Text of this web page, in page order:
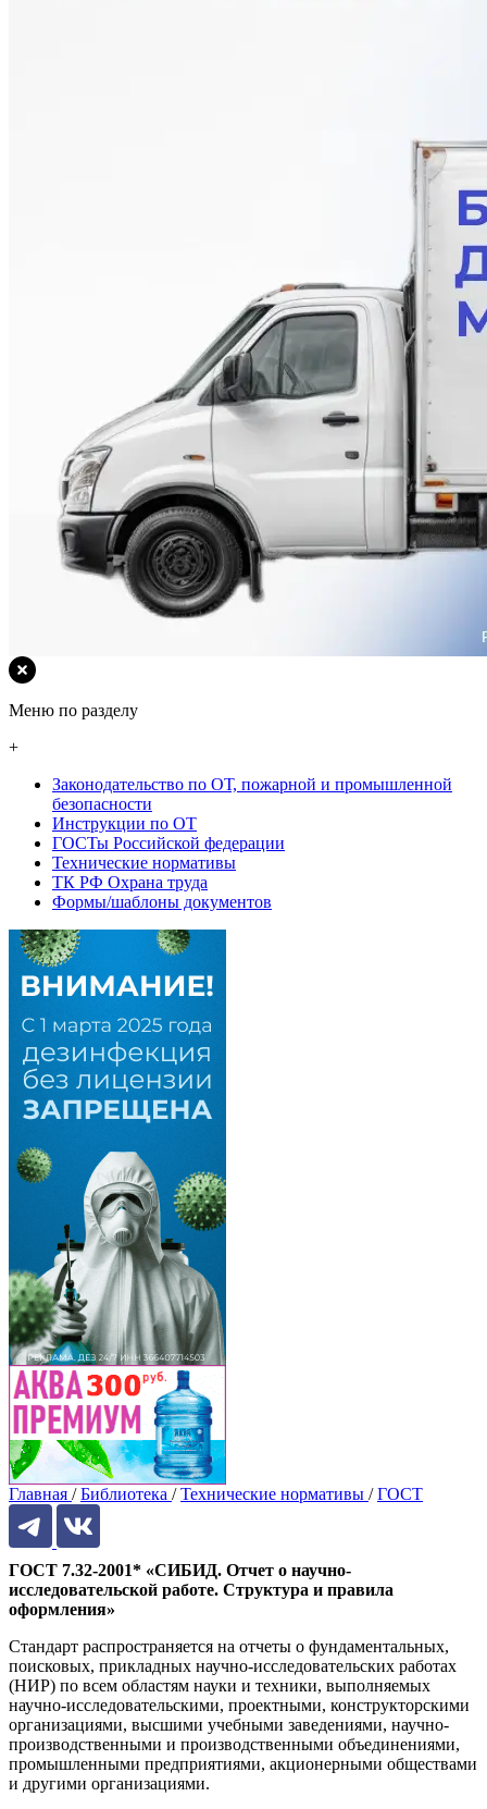
Меню по разделу
+
Законодательство по ОТ, пожарной и промышленной
безопасности
Инструкции по ОТ
ГОСТы Российской федерации
Технические нормативы
ТК РФ Охрана труда
Формы/шаблоны документов
Главная / Библиотека / Технические нормативы / ГОСТ
ГОСТ 7.32-2001* «СИБИД. Отчет о научно-
исследовательской работе. Структура и правила
оформления»
Стандарт распространяется на отчеты о фундаментальных,
поисковых, прикладных научно-исследовательских работах
(НИР) по всем областям науки и техники, выполняемых
научно-исследовательскими, проектными, конструкторскими
организациями, высшими учебными заведениями, научно-
производственными и производственными объединениями,
промышленными предприятиями, акционерными обществами
и другими организациями.